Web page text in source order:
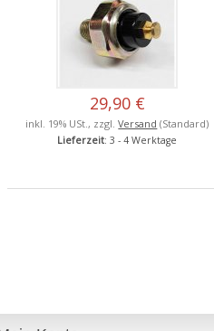
29,90 €
inkl. 19% USt., zzgl.Versand (Standard)
Lieferzeit: 3 - 4 Werktage